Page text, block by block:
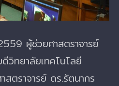
ผู้ช่วยศาสตราจารย์
วิทยาลัยเทคโนโลยี
ตราจารย์ ดร.รัตนากร